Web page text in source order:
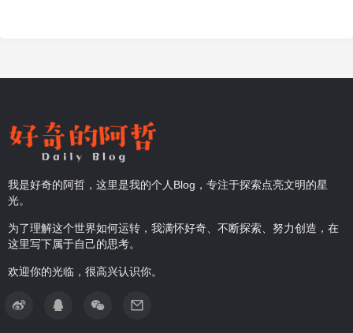
我是好奇的阿哲，这里是我的个人Blog，专注于探索点亮文明的星
光。
为了理解这个世界如何运转，我满怀好奇、不断探索、努力创造，在
这里写下属于自己的思考。
欢迎你的光临，很高兴认识你。